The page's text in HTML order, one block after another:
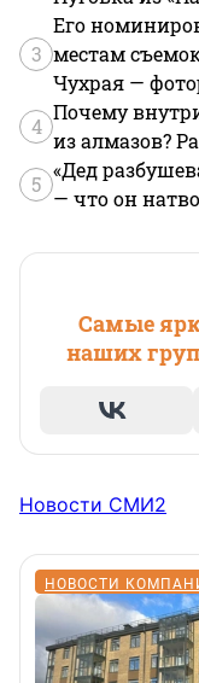
3
Его
местам
Чухрая —
4
Почему
из алмазов?
5
«Дед
— что он
Самые
наших
Новости СМИ2
НОВОСТИ